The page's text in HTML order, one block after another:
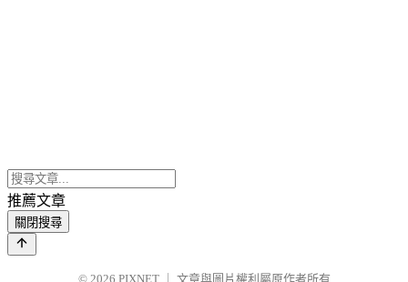
推薦文章
關閉搜尋
© 2026 PIXNET
文章與圖片權利屬原作者所有